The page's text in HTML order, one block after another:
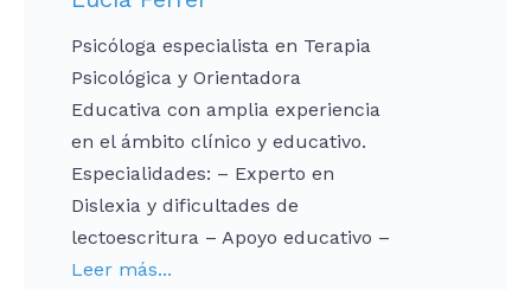
Psicóloga especialista en Terapia
Psicológica y Orientadora
Educativa con amplia experiencia
en el ámbito clínico y educativo.
Especialidades: – Experto en
Dislexia y dificultades de
lectoescritura – Apoyo educativo –
Leer más...